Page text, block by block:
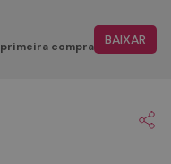
primeira compra BAIXAR